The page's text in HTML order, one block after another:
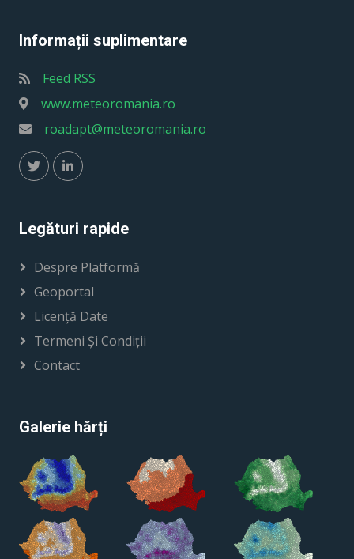
Informații suplimentare
Feed RSS
www.meteoromania.ro
roadapt@meteoromania.ro
Legături rapide
Despre Platformă
Geoportal
Licență Date
Termeni Și Condiții
Contact
Galerie hărți